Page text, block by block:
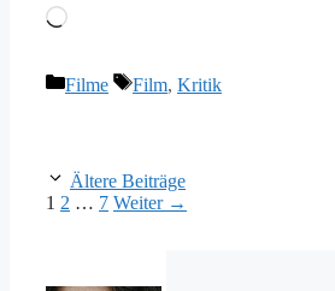
Wird
Kategorien
Filme Schlagwörter
Film, Kritik
Ältere Beiträge
Seite
1 Seite
2 … Seite
7 Weiter →